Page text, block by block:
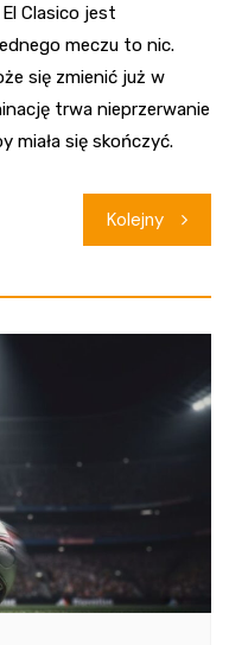
Clasico jest
meczu to nic.
się zmienić już w
trwa nieprzerwanie
miała się skończyć.
Kolejny